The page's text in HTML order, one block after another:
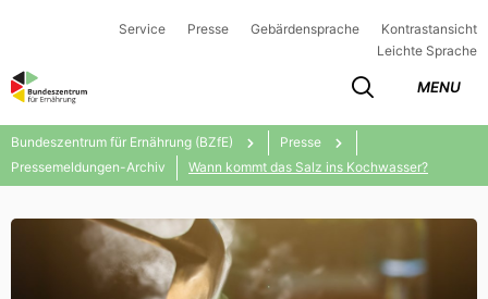
Service Presse Gebärdensprache
Kontrastansicht
Leichte Sprache
MENU
Bundeszentrum für Ernährung (BZfE)
Presse
Pressemeldungen-Archiv
Wann kommt das Salz ins Kochwasser?